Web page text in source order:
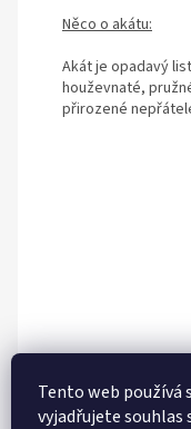
Tento web používá
vyjadřujete souhlas
Něco o akátu:
Akát je opadavý
houževnaté,
přirozené